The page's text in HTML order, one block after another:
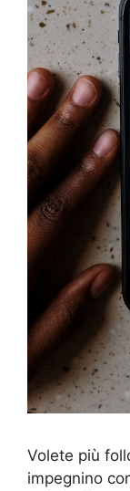
Volete più
impegnino